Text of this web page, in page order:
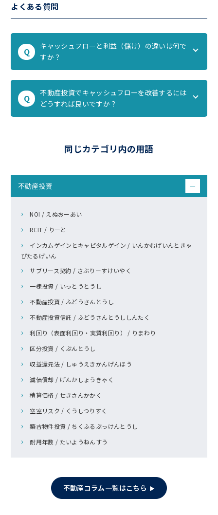
よくある質問
Q
キャッシュフローと利益（儲け）の違いは何で
すか？
Q
不動産投資でキャッシュフローを改善するには
どうすれば良いですか？
同じカテゴリ内の用語
不動産投資 －
NOI / えぬおーあい
REIT / りーと
インカムゲインとキャピタルゲイン / いんかむげいんときゃ
ぴたるげいん
サブリース契約 / さぶりーすけいやく
一棟投資 / いっとうとうし
不動産投資 / ふどうさんとうし
不動産投資信託 / ふどうさんとうししんたく
利回り（表面利回り・実質利回り） / りまわり
区分投資 / くぶんとうし
収益還元法 / しゅうえきかんげんほう
減価償却 / げんかしょうきゃく
積算価格 / せきさんかかく
空室リスク / くうしつりすく
築古物件投資 / ちくふるぶっけんとうし
耐用年数 / たいようねんすう
不動産コラム一覧はこちら